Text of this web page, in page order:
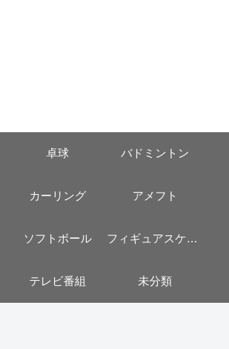
卓球 バドミントン
カーリング アメフト
ソフトボール フィギュアスケート
テレビ番組 未分類